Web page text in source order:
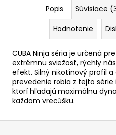
Popis Súvisiace
Hodnotenie
CUBA Ninja séria je určená
extrémnu sviežosť, rýchly
efekt. Silný nikotínový profil
prevedenie robia z tejto
ktorí hľadajú maximálnu
každom vrecúšku.
[EXP:15.07.2026]
€4,90
Z